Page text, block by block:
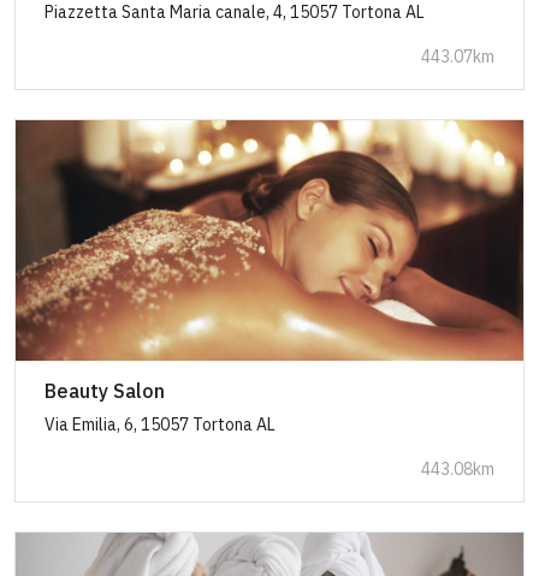
Piazzetta Santa Maria canale, 4, 15057 Tortona AL
443.07km
Beauty Salon
Via Emilia, 6, 15057 Tortona AL
443.08km